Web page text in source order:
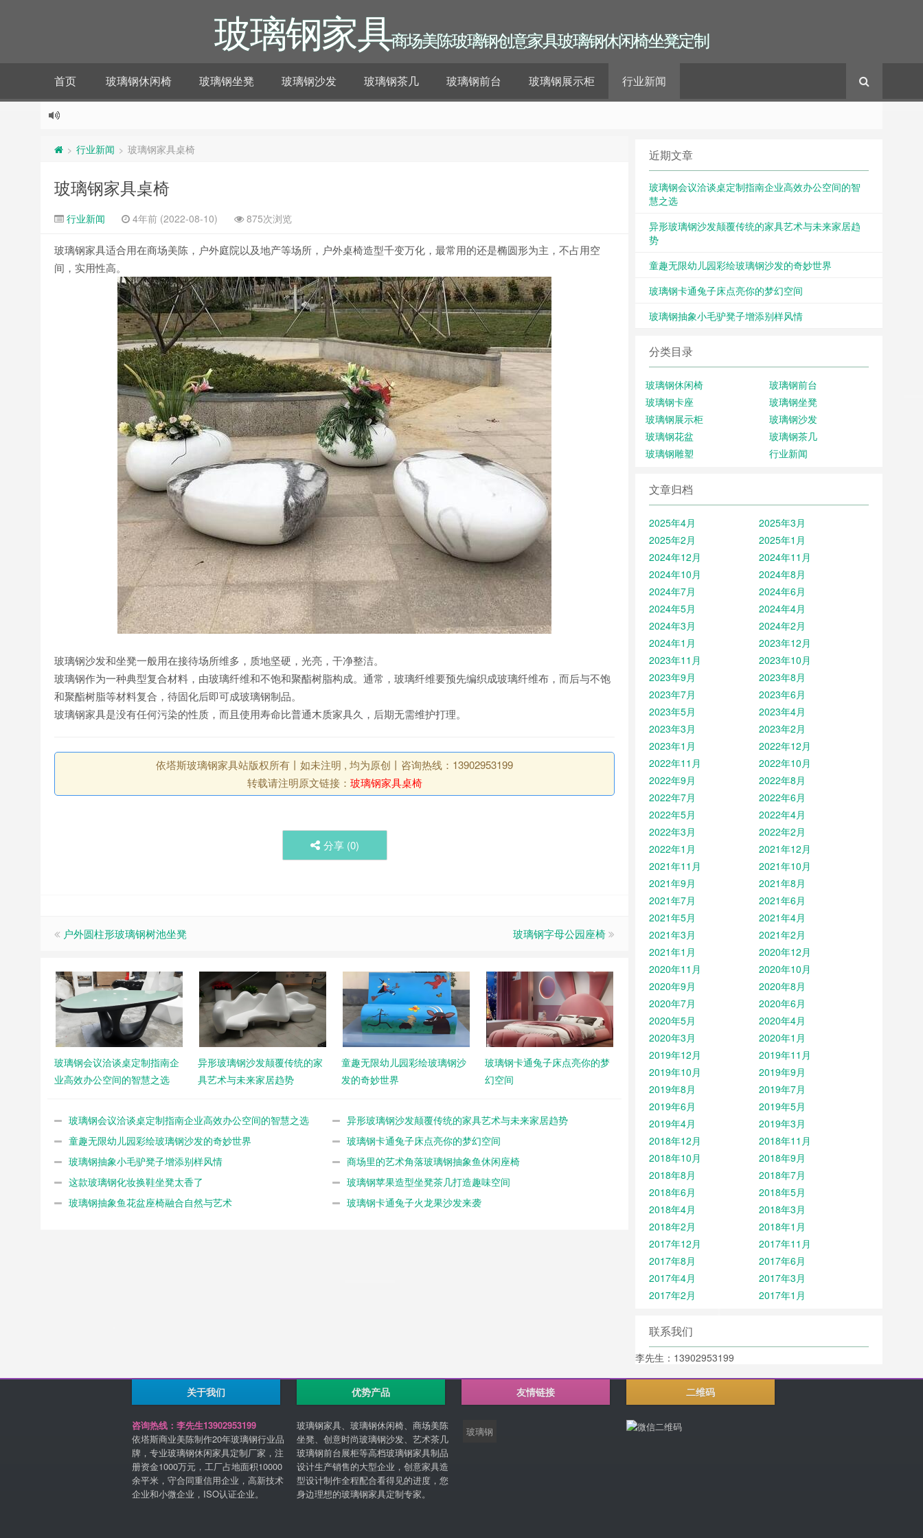
玻璃钢家具商场美陈玻璃钢创意家具玻璃钢休闲椅坐凳定制
首页 玻璃钢休闲椅 玻璃钢坐凳 玻璃钢沙发 玻璃钢茶几 玻璃钢前台 玻璃钢展示柜 行业新闻
> 行业新闻 > 玻璃钢家具桌椅
玻璃钢家具桌椅
行业新闻 4年前 (2022-08-10) 875次浏览
玻璃钢家具适合用在商场美陈，户外庭院以及地产等场所，户外桌椅造型千变万化，最常用的还是椭圆形为主，不占用空
间，实用性高。
玻璃钢沙发和坐凳一般用在接待场所维多，质地坚硬，光亮，干净整洁。
玻璃钢作为一种典型复合材料，由玻璃纤维和不饱和聚酯树脂构成。通常，玻璃纤维要预先编织成玻璃纤维布，而后与不饱
和聚酯树脂等材料复合，待固化后即可成玻璃钢制品。
玻璃钢家具是没有任何污染的性质，而且使用寿命比普通木质家具久，后期无需维护打理。
依塔斯玻璃钢家具站版权所有丨如未注明 , 均为原创丨咨询热线：13902953199
转载请注明原文链接： 玻璃钢家具桌椅
分享 (0)
户外圆柱形玻璃钢树池坐凳 玻璃钢字母公园座椅
玻璃钢会议洽谈桌定制指南企
业高效办公空间的智慧之选
异形玻璃钢沙发颠覆传统的家
具艺术与未来家居趋势
童趣无限幼儿园彩绘玻璃钢沙
发的奇妙世界
玻璃钢卡通兔子床点亮你的梦
幻空间
玻璃钢会议洽谈桌定制指南企业高效办公空间的智慧之选
异形玻璃钢沙发颠覆传统的家具艺术与未来家居趋势
童趣无限幼儿园彩绘玻璃钢沙发的奇妙世界
玻璃钢卡通兔子床点亮你的梦幻空间
玻璃钢抽象小毛驴凳子增添别样风情
商场里的艺术角落玻璃钢抽象鱼休闲座椅
这款玻璃钢化妆换鞋坐凳太香了
玻璃钢苹果造型坐凳茶几打造趣味空间
玻璃钢抽象鱼花盆座椅融合自然与艺术
玻璃钢卡通兔子火龙果沙发来袭
近期文章
玻璃钢会议洽谈桌定制指南企业高效办公空间的智
慧之选
异形玻璃钢沙发颠覆传统的家具艺术与未来家居趋
势
童趣无限幼儿园彩绘玻璃钢沙发的奇妙世界
玻璃钢卡通兔子床点亮你的梦幻空间
玻璃钢抽象小毛驴凳子增添别样风情
分类目录
玻璃钢休闲椅
玻璃钢前台
玻璃钢卡座
玻璃钢坐凳
玻璃钢展示柜
玻璃钢沙发
玻璃钢花盆
玻璃钢茶几
玻璃钢雕塑
行业新闻
文章归档
2025年4月
2025年3月
2025年2月
2025年1月
2024年12月
2024年11月
2024年10月
2024年8月
2024年7月
2024年6月
2024年5月
2024年4月
2024年3月
2024年2月
2024年1月
2023年12月
2023年11月
2023年10月
2023年9月
2023年8月
2023年7月
2023年6月
2023年5月
2023年4月
2023年3月
2023年2月
2023年1月
2022年12月
2022年11月
2022年10月
2022年9月
2022年8月
2022年7月
2022年6月
2022年5月
2022年4月
2022年3月
2022年2月
2022年1月
2021年12月
2021年11月
2021年10月
2021年9月
2021年8月
2021年7月
2021年6月
2021年5月
2021年4月
2021年3月
2021年2月
2021年1月
2020年12月
2020年11月
2020年10月
2020年9月
2020年8月
2020年7月
2020年6月
2020年5月
2020年4月
2020年3月
2020年1月
2019年12月
2019年11月
2019年10月
2019年9月
2019年8月
2019年7月
2019年6月
2019年5月
2019年4月
2019年3月
2018年12月
2018年11月
2018年10月
2018年9月
2018年8月
2018年7月
2018年6月
2018年5月
2018年4月
2018年3月
2018年2月
2018年1月
2017年12月
2017年11月
2017年8月
2017年6月
2017年4月
2017年3月
2017年2月
2017年1月
联系我们
李先生：13902953199
关于我们
咨询热线：李先生13902953199
依塔斯商业美陈制作20年玻璃钢行业品
牌，专业玻璃钢休闲家具定制厂家，注
册资金1000万元，工厂占地面积10000
余平米，守合同重信用企业，高新技术
企业和小微企业，ISO认证企业。
优势产品
玻璃钢家具、玻璃钢休闲椅、商场美陈
坐凳、创意时尚玻璃钢沙发、艺术茶几
玻璃钢前台展柜等高档玻璃钢家具制品
设计生产销售的大型企业，创意家具造
型设计制作全程配合看得见的进度，您
身边理想的玻璃钢家具定制专家。
友情链接
玻璃钢
二维码